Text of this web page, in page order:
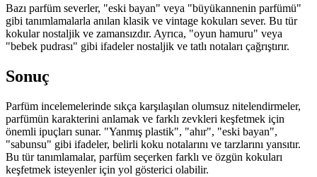
Bazı parfüm severler, "eski bayan" veya "büyükannenin parfümü"
gibi tanımlamalarla anılan klasik ve vintage kokuları sever. Bu tür
kokular nostaljik ve zamansızdır. Ayrıca, "oyun hamuru" veya
"bebek pudrası" gibi ifadeler nostaljik ve tatlı notaları çağrıştırır.
Sonuç
Parfüm incelemelerinde sıkça karşılaşılan olumsuz nitelendirmeler,
parfümün karakterini anlamak ve farklı zevkleri keşfetmek için
önemli ipuçları sunar. "Yanmış plastik", "ahır", "eski bayan",
"sabunsu" gibi ifadeler, belirli koku notalarını ve tarzlarını yansıtır.
Bu tür tanımlamalar, parfüm seçerken farklı ve özgün kokuları
keşfetmek isteyenler için yol gösterici olabilir.